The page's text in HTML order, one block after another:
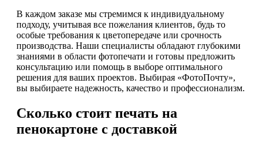
В каждом заказе мы стремимся к индивидуальному
подходу, учитывая все пожелания клиентов, будь то
особые требования к цветопередаче или срочность
производства. Наши специалисты обладают глубокими
знаниями в области фотопечати и готовы предложить
консультацию или помощь в выборе оптимального
решения для ваших проектов. Выбирая «ФотоПочту»,
вы выбираете надежность, качество и профессионализм.
Сколько стоит печать на
пенокартоне с доставкой